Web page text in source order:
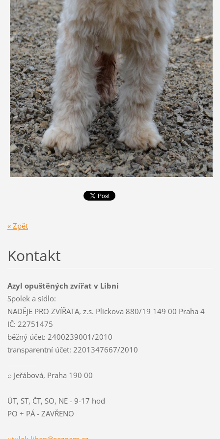
« Zpět
Kontakt
Azyl opuštěných zvířat v Libni
Spolek a sídlo:
NADĚJE PRO ZVÍŘATA, z.s. Plickova 880/19 149 00 Praha 4
IČ: 22751475
běžný účet: 2400239001/2010
transparentní účet: 2201347667/2010
⌕ Jeřábová, Praha 190 00
ÚT, ST, ČT, SO, NE - 9-17 hod
PO + PÁ - ZAVŘENO